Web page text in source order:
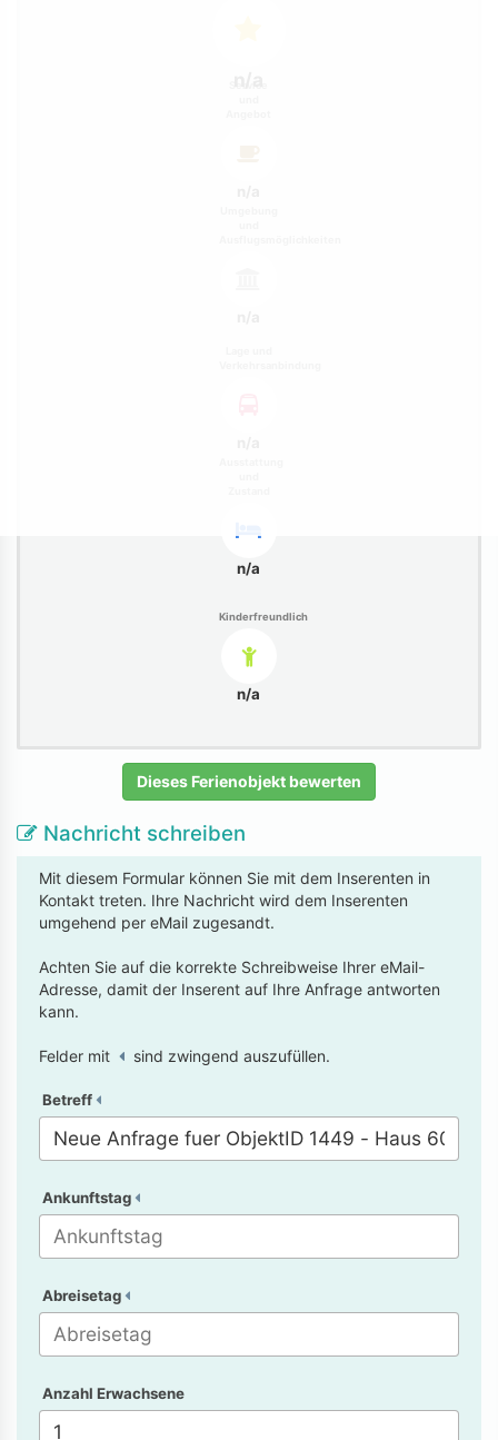
n/a
Kinderfreundlich
n/a
Dieses Ferienobjekt bewerten
Nachricht schreiben
Mit diesem Formular können Sie mit dem Inserenten in
Kontakt treten. Ihre Nachricht wird dem Inserenten
umgehend per eMail zugesandt.
Achten Sie auf die korrekte Schreibweise Ihrer eMail-
Adresse, damit der Inserent auf Ihre Anfrage antworten
kann.
Felder mit sind zwingend auszufüllen.
Betreff
Ankunftstag
Abreisetag
Anzahl Erwachsene